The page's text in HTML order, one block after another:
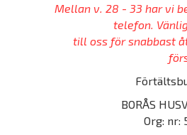
Mellan v. 28 - 33 har vi
telefon.
till oss för snabbast
BORÅS
Org: nr: